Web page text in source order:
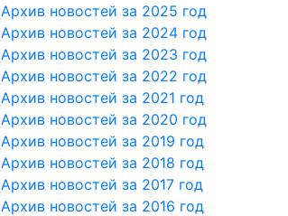
Архив новостей за 2025 год
Архив новостей за 2024 год
Архив новостей за 2023 год
Архив новостей за 2022 год
Архив новостей за 2021 год
Архив новостей за 2020 год
Архив новостей за 2019 год
Архив новостей за 2018 год
Архив новостей за 2017 год
Архив новостей за 2016 год